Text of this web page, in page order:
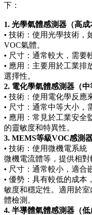
下：
1. 光學氣體感測器（高成
• 技術：使用光學技術，
VOC氣體。
• 尺寸：通常較大，需要
• 應用：主要用於工業排
選擇性。
2. 電化學氣體感測器（中
• 技術：使用電化學反應
• 尺寸：通常中等大小，
• 應用：常見於工業安全
的靈敏度和特異性。
3. MEMS等級VOC感測
• 技術：使用微機電系統
微機電流體等，提供相對
• 尺寸：通常較小，適合
• 優勢：具有較低的成本
敏度和穩定性。適用於
體檢測。
4. 半導體氣體感測器（低